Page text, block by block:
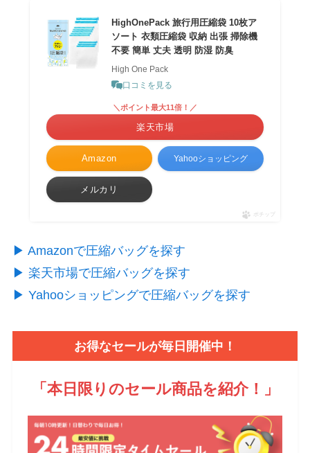
HighOnePack 旅行用圧縮袋 10枚ア
ソート 衣類圧縮袋 収納 出張 掃除機
不要 簡単 丈夫 透明 防湿 防臭
High One Pack
口コミを見る
Amazon
＼ポイント最大11倍！／
楽天市場
Yahooショッピング
メルカリ
ポチップ
▶︎ Amazonで圧縮バッグを探す
▶︎ 楽天市場で圧縮バッグを探す
▶︎ Yahooショッピングで圧縮バッグを探す
お得なセールが毎日開催中！
「本日限りのセール商品を紹介！ 」